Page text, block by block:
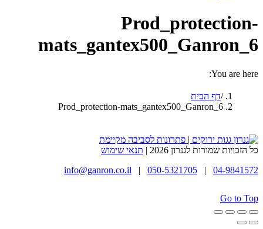
Prod_protection-
mats_gantex500_Ganron_6
You are here:
דף הבית
Prod_protection-mats_gantex500_Ganron_6
כל הזכויות שמורות לגנרון 2026 |
תנאי שימוש
04-9841572
|
050-5321705
|
info@ganron.co.il
Go to Top